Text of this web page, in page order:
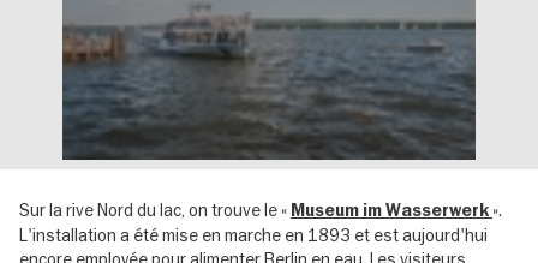
Sur la rive Nord du lac, on trouve le « Museum im Wasserwerk ».
L'installation a été mise en marche en 1893 et est aujourd'hui